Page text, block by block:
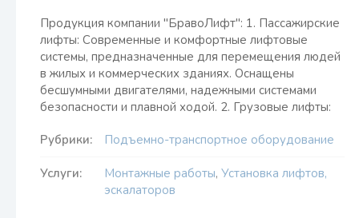
Продукция компании "БравоЛифт": 1. Пассажирские
лифты: Современные и комфортные лифтовые
системы, предназначенные для перемещения людей
в жилых и коммерческих зданиях. Оснащены
бесшумными двигателями, надежными системами
безопасности и плавной ходой. 2. Грузовые лифты:
Рубрики: Подъемно-транспортное оборудование
Услуги: Монтажные работы, Установка лифтов,
эскалаторов